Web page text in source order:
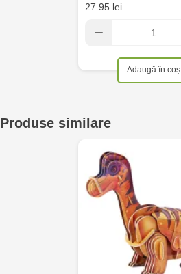
27.95 lei
Adaugă în coș
Produse similare